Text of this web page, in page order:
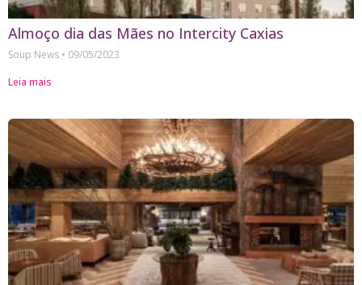
Almoço dia das Mães no Intercity Caxias
Soup News
09/05/2023
Leia mais